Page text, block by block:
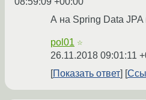
А на Spring Data
pol01 ☆
26.11.2018 09:01:11
Показать ответ